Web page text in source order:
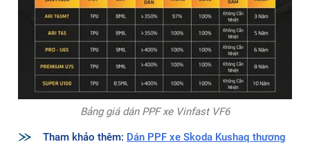
Bảng giá dán PPF xe Vinfast VF6
Tham khảo thêm: Dán PPF xe Skoda Kushaq thương